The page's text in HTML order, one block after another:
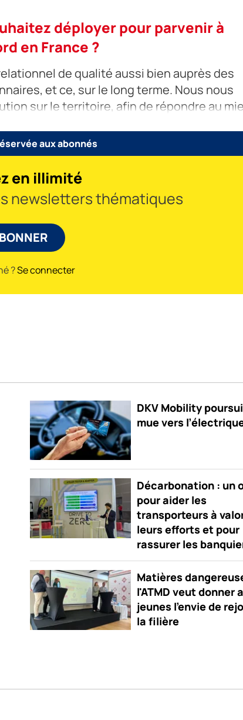
déployer pour parvenir à
en France ?
de qualité aussi bien auprès des
et ce, sur le long terme. Nous nous
sur le territoire, afin de répondre au
aux abonnés
en illimité
newsletters thématiques
?Se connecter
DKV Mobility
mue vers
Décarbonation : un
pour aider les
transporteurs à
leurs efforts et pour
rassurer les
Matières
l'ATMD veut donner
jeunes l'envie de
la filière